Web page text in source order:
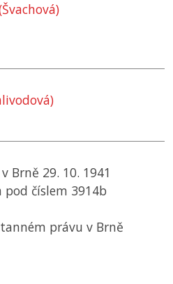
Brně 29. 10. 1941
číslem 3914b
právu v Brně